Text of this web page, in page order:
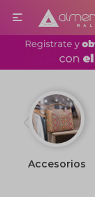

Accesorios